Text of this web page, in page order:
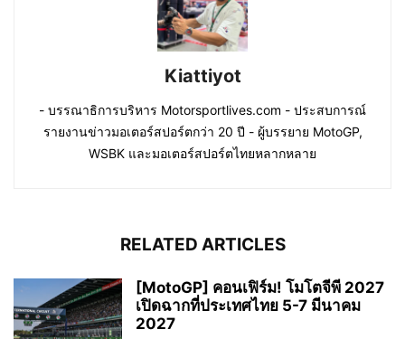
Kiattiyot
- บรรณาธิการบริหาร Motorsportlives.com - ประสบการณ์
รายงานข่าวมอเตอร์สปอร์ตกว่า 20 ปี - ผู้บรรยาย MotoGP,
WSBK และมอเตอร์สปอร์ตไทยหลากหลาย
RELATED ARTICLES
[MotoGP] คอนเฟิร์ม! โมโตจีพี 2027
เปิดฉากที่ประเทศไทย 5-7 มีนาคม
2027